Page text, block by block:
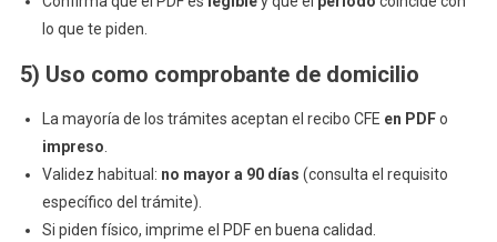
lo que te piden.
5) Uso como comprobante de domicilio
La mayoría de los trámites aceptan el recibo CFE en PDFo
impreso
Validez habitual: no mayor a 90 días (consulta el requisito
específico del trámite).
Si piden físico, imprime el PDF en buena calidad.